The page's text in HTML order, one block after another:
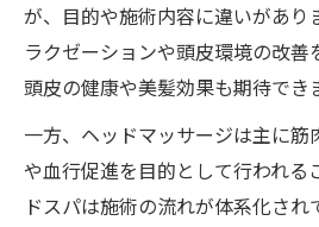
が、目的や施術内容に違いがあり
ラクゼーションや頭皮環境の改
頭皮の健康や美髪効果も期待でき
一方、ヘッドマッサージは主に筋
や血行促進を目的として行われる
ドスパは施術の流れが体系化さ